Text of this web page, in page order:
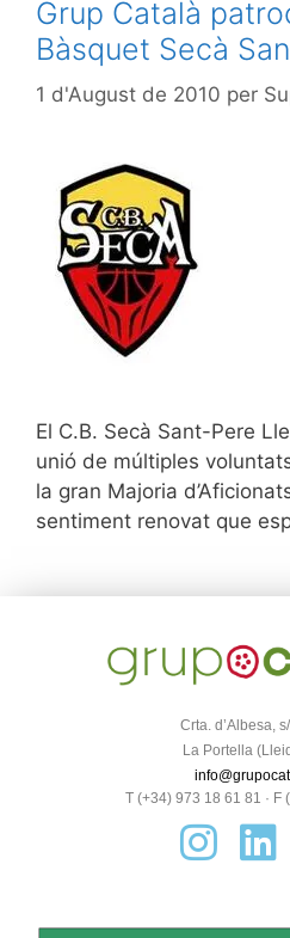
Grup Català
Bàsquet Secà
1 d'August de 2010 per
El C.B. Secà Sant-Pere
unió de múltiples
la gran Majoria
sentiment renovat que
Crta. d’Albesa,
La Portella
T (+34) 973 18 61 81 · F